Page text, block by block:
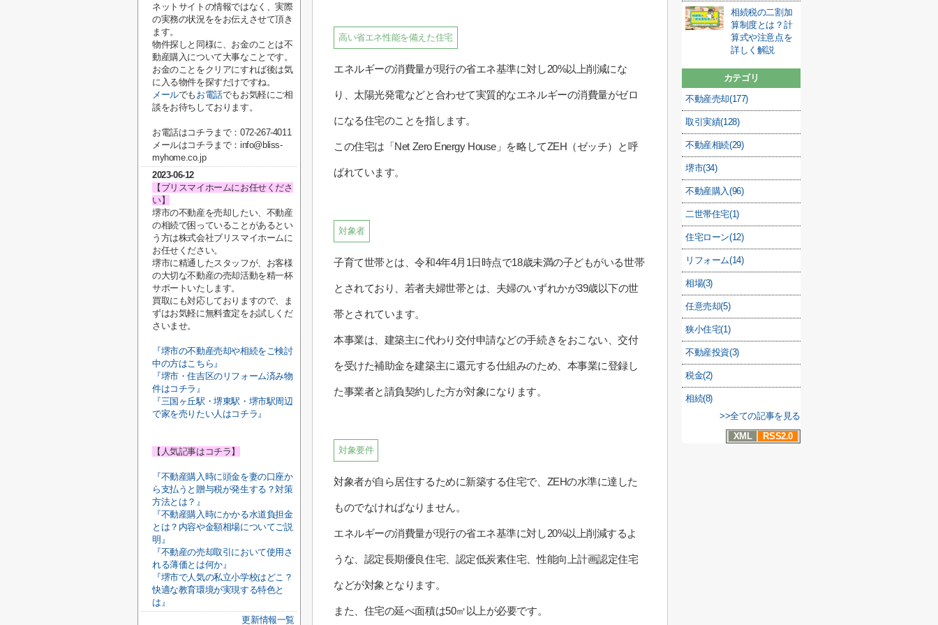
高い省エネ性能を備えた住宅
エネルギーの消費量が現行の省エネ基準に対し20%以上削減にな
り、太陽光発電などと合わせて実質的なエネルギーの消費量がゼロ
になる住宅のことを指します。
この住宅は「Net Zero Energy House」を略してZEH（ゼッチ）と呼
ばれています。
対象者
子育て世帯とは、令和4年4月1日時点で18歳未満の子どもがいる世帯
とされており、若者夫婦世帯とは、夫婦のいずれかが39歳以下の世
帯とされています。
本事業は、建築主​に代わり交付申請などの手続きをおこない、交付
を受けた補助金を建築主​​に還元する仕組みのため、本事業に登録し
た事業者と請負契約した方が対象になります。
対象要件
対象者が自ら居住するために新築する住宅で、ZEHの水準に達した
ものでなければなりません。
エネルギーの消費量が現行の省エネ基準に対し20%以上削減するよ
うな、認定長期優良住宅、認定低炭素住宅、性能向上計画認定住宅
などが対象となります。
また、住宅の延べ面積は50㎡以上が必要です。
相続税の二割加
算制度とは？計
算式や注意点を
詳しく解説
カテゴリ
不動産売却(177)
取引実績(128)
不動産相続(29)
堺市(34)
不動産購入(96)
二世帯住宅(1)
住宅ローン(12)
リフォーム(14)
相場(3)
任意売却(5)
狭小住宅(1)
不動産投資(3)
税金(2)
相続(8)
>>全ての記事を見る
XML
RSS2.0
ネットサイトの情報ではなく、実際
の実務の状況ををお伝えさせて頂き
ます。
物件探しと同様に、お金のことは不
動産購入について大事なことです。
お金のことをクリアにすれば後は気
に入る物件を探すだけですね。
メールでも お電話でもお気軽にご相
談をお待ちしております。
お電話はコチラまで：072-267-4011
メールはコチラまで：info@bliss-
myhome.co.jp
2023-06-12
【ブリスマイホームにお任せくださ
い】
堺市の不動産を売却したい、不動産
の相続で困っていることがあるとい
う方は株式会社ブリスマイホームに
お任せください。
堺市に精通したスタッフが、お客様
の大切な不動産の売却活動を精一杯
サポートいたします。
買取にも対応しておりますので、ま
ずはお気軽に無料査定をお試しくだ
さいませ。
『堺市の不動産売却や相続をご検討
中の方はこちら』
『堺市・住吉区のリフォーム済み物
件はコチラ』
『三国ヶ丘駅・堺東駅・堺市駅周辺
で家を売りたい人はコチラ』
【人気記事はコチラ】
『不動産購入時に頭金を妻の口座か
ら支払うと贈与税が発生する？対策
方法とは？』
『不動産購入時にかかる水道負担金
とは？内容や金額相場についてご説
明』
『不動産の売却取引において使用さ
れる薄価とは何か』
『堺市で人気の私立小学校はどこ？
快適な教育環境が実現する特色と
は』
更新情報一覧